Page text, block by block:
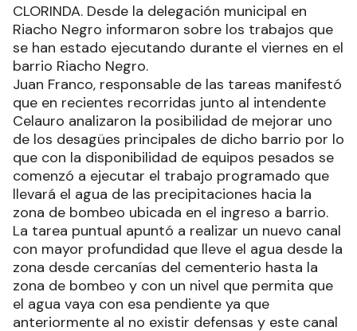
CLORINDA. Desde la delegación municipal en
Riacho Negro informaron sobre los trabajos que
se han estado ejecutando durante el viernes en el
barrio Riacho Negro.
Juan Franco, responsable de las tareas manifestó
que en recientes recorridas junto al intendente
Celauro analizaron la posibilidad de mejorar uno
de los desagües principales de dicho barrio por lo
que con la disponibilidad de equipos pesados se
comenzó a ejecutar el trabajo programado que
llevará el agua de las precipitaciones hacia la
zona de bombeo ubicada en el ingreso a barrio.
La tarea puntual apuntó a realizar un nuevo canal
con mayor profundidad que lleve el agua desde la
zona desde cercanías del cementerio hasta la
zona de bombeo y con un nivel que permita que
el agua vaya con esa pendiente ya que
anteriormente al no existir defensas y este canal